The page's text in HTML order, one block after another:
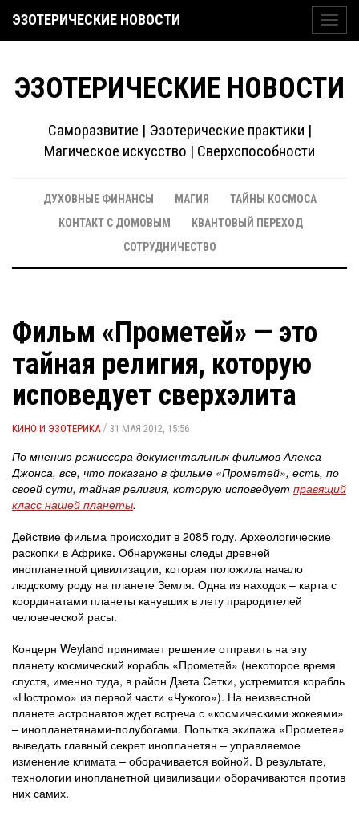
ЭЗОТЕРИЧЕСКИЕ НОВОСТИ
ЭЗОТЕРИЧЕСКИЕ НОВОСТИ
Саморазвитие | Эзотерические практики |
Магическое искусство | Сверхспособности
ДУХОВНЫЕ ФИНАНСЫ МАГИЯ
ТАЙНЫ КОСМОСА
КОНТАКТ С ДОМОВЫМ
КВАНТОВЫЙ ПЕРЕХОД
СОТРУДНИЧЕСТВО
Фильм «Прометей» — это
тайная религия, которую
исповедует сверхэлита
КИНО И ЭЗОТЕРИКА / 31 МАЯ 2012, 15:56
По мнению режиссера документальных фильмов Алекса
Джонса, все, что показано в фильме «Прометей», есть, по
своей сути, тайная религия, которую исповедует правящий
класс нашей планеты.
Действие фильма происходит в 2085 году. Археологические
раскопки в Африке. Обнаружены следы древней
инопланетной цивилизации, которая положила начало
людскому роду на планете Земля. Одна из находок – карта с
координатами планеты канувших в лету прародителей
человеческой расы.
Концерн Weyland принимает решение отправить на эту
планету космический корабль «Прометей» (некоторое время
спустя, именно туда, в район Дзета Сетки, устремится корабль
«Ностромо» из первой части «Чужого»). На неизвестной
планете астронавтов ждет встреча с «космическими жокеями»
– инопланетянами-полубогами. Попытка экипажа «Прометея»
выведать главный секрет инопланетян – управляемое
изменение климата – оборачивается войной. В результате,
технологии инопланетной цивилизации оборачиваются против
них самих.